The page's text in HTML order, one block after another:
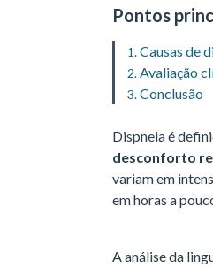
Pontos
Causas de
Avaliação
Conclusão
Dispneia é
desconforto
variam em
em horas a
A análise da